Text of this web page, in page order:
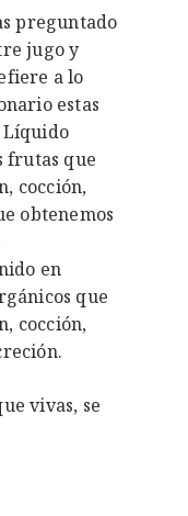
preguntado
jugo y
a lo
estas
Líquido
frutas que
cocción,
obtenemos
en
que
cocción,
vivas, se